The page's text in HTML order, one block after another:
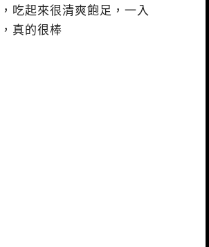
吃起來很清爽飽足，一入
真的很棒